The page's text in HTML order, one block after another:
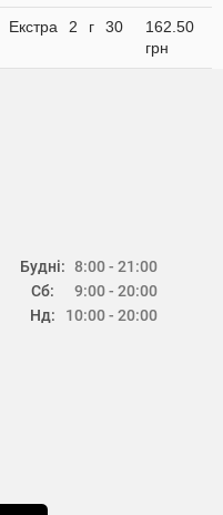
Екстра 2 г 30
162.50
грн
Будні:
Сб:
Нд:
8:00 - 21:00
9:00 - 20:00
10:00 - 20:00